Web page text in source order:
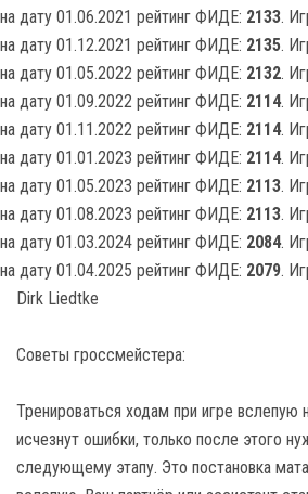
на дату 01.06.2021 рейтинг ФИДЕ: 2133.
на дату 01.12.2021 рейтинг ФИДЕ: 2135.
на дату 01.05.2022 рейтинг ФИДЕ: 2132.
на дату 01.09.2022 рейтинг ФИДЕ: 2114.
на дату 01.11.2022 рейтинг ФИДЕ: 2114.
на дату 01.01.2023 рейтинг ФИДЕ: 2114.
на дату 01.05.2023 рейтинг ФИДЕ: 2113.
на дату 01.08.2023 рейтинг ФИДЕ: 2113.
на дату 01.03.2024 рейтинг ФИДЕ: 2084.
на дату 01.04.2025 рейтинг ФИДЕ: 2079.
Dirk Liedtke
Советы гроссмейстера:
Тренироваться ходам при игре вслепую
исчезнут ошибки, только после этого
следующему этапу. Это постановка